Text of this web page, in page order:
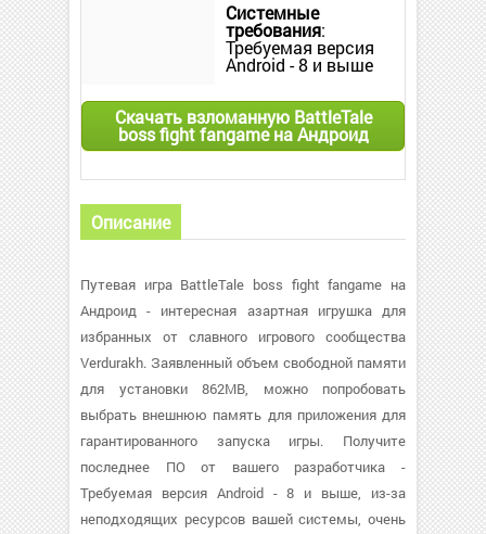
Системные
требования:
Требуемая версия
Android - 8 и выше
Скачать взломанную BattleTale
boss fight fangame на Андроид
Описание
Путевая игра BattleTale boss fight fangame на
Андроид - интересная азартная игрушка для
избранных от славного игрового сообщества
Verdurakh. Заявленный объем свободной памяти
для установки 862MB, можно попробовать
выбрать внешнюю память для приложения для
гарантированного запуска игры. Получите
последнее ПО от вашего разработчика -
Требуемая версия Android - 8 и выше, из-за
неподходящих ресурсов вашей системы, очень